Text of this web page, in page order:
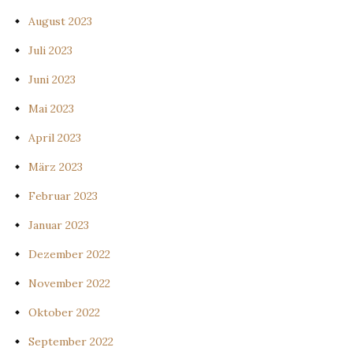
August 2023
Juli 2023
Juni 2023
Mai 2023
April 2023
März 2023
Februar 2023
Januar 2023
Dezember 2022
November 2022
Oktober 2022
September 2022